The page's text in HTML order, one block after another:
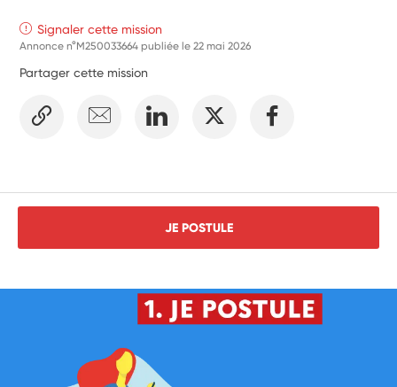
Signaler cette mission
Annonce n°M250033664 publiée le22 mai 2026
Partager cette mission
JE POSTULE